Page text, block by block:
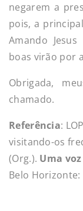
negarem a
pois, a
Amando
boas virão por
Obrigada,
chamado.
Referência:
visitando-os
(Org.). Uma
Belo Horizonte: